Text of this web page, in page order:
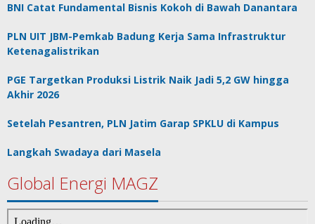
BNI Catat Fundamental Bisnis Kokoh di Bawah Danantara
PLN UIT JBM-Pemkab Badung Kerja Sama Infrastruktur
Ketenagalistrikan
PGE Targetkan Produksi Listrik Naik Jadi 5,2 GW hingga
Akhir 2026
Setelah Pesantren, PLN Jatim Garap SPKLU di Kampus
Langkah Swadaya dari Masela
Global Energi MAGZ